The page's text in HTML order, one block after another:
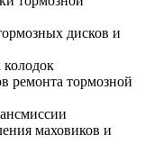
дисков и
ремонта тормозной
маховиков и